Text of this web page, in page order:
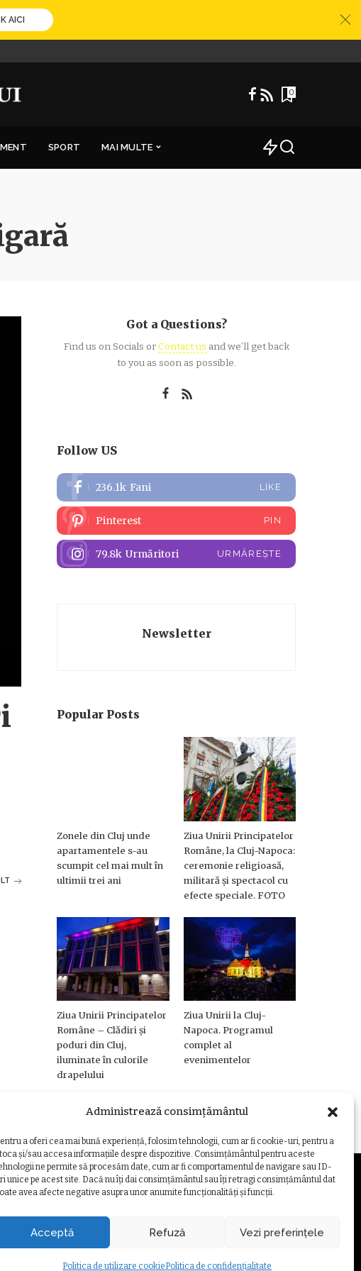
Administrează consimțământul
a oferi cea mai bună experiență, folosim tehnologii, cum ar fi cookie-uri, pentru a
și/sau accesa informațiile despre dispozitive. Consimțământul pentru aceste
ne permite să procesăm date, cum ar fi comportamentul de navigare sau ID-
unice pe acest site. Dacă nu îți dai consimțământul sau îți retragi consimțământul dat
avea afecte negative asupra unor anumite funcționalități și funcții.
Acceptă Refuză Vezi preferințele
Politica de utilizare cookiePolitica de confidențialitate
AICI
0
SPORT MAI MULTE
Got a Questions?
Find us on Socials orContact us and we’ll get back
to you as soon as possible.
Follow US
236.1k Fani LIKE
Pinterest PIN
79.8k Urmăritori URMĂREȘTE
Newsletter
Popular Posts
Zonele din Cluj unde
apartamentele s-au
scumpit cel mai mult în
ultimii trei ani
Ziua Unirii Principatelor
Române, la Cluj-Napoca:
ceremonie religioasă,
militară și spectacol cu
efecte speciale. FOTO
Ziua Unirii Principatelor
Române – Clădiri și
poduri din Cluj,
iluminate în culorile
drapelului
Ziua Unirii la Cluj-
Napoca. Programul
complet al
evenimentelor
UTILIZARE COOKIE